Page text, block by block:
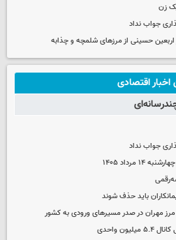
زن
جواب نداد
اخبار اقتصادی
جواب نداد
مرداد ۱۴۰۵
باید حذف شوند
مهران در صدر مسیرهای ورودی به کشور
واحدی